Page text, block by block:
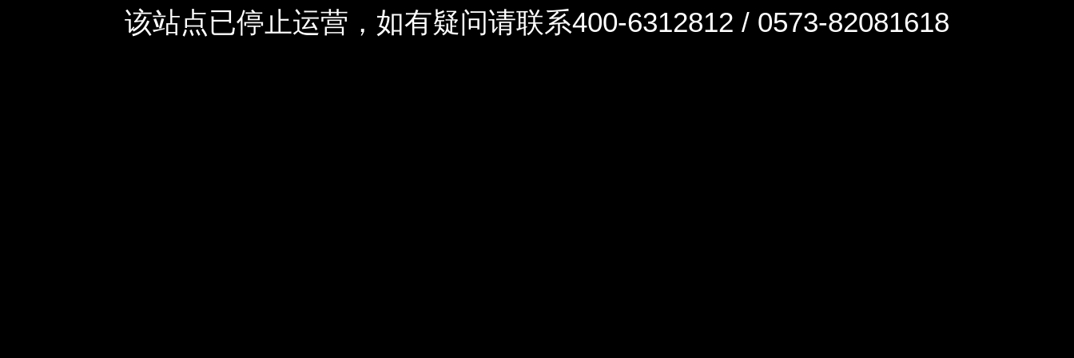
该站点已停止运营，如有疑问请联系400-6312812 / 0573-82081618